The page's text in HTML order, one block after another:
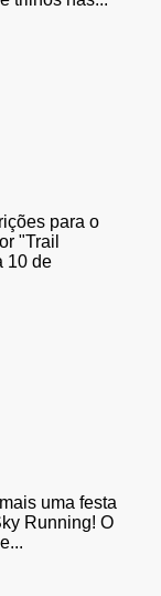
para o
"Trail
10 de
uma festa
Running! O